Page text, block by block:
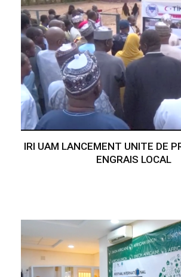
IRI UAM LANCEMENT UNITE DE
ENGRAIS LOCAL